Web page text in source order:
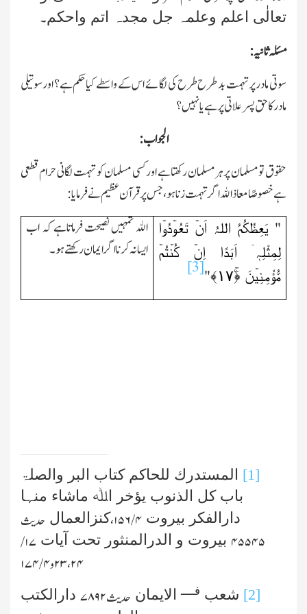
تعالٰی اعلم وعلمہ جل مجدہ اتم واحکم۔
مسئلہ ثانیہ:
سوتی مادر پرتہمت بد طرح طرح کی لگائے اس کے واسطے کیاحکم ہے؟ اورسوتیلی
مادر کا حق پسر علاتی پرہے یانہیں؟
الجواب:
حقوق تومسلمان پرہرمسلمان رکھتاہے اور کسی مسلمان کو تہمت لگانی حرام قطعی
ہے خصوصًا معاذاﷲ اگرتہمت زنا ہو،جس پرقرآن عظیم نے فرمایا:
" یَعِظُکُمُ اللہُ اَنۡ تَعُوۡدُوۡا
لِمِثْلِہٖۤ اَبَدًا اِنۡ کُنۡتُمۡ
مُّؤْمِنِیۡنَ ﴿ۚ۱۷﴾"
[3]
اﷲ تمہیں نصیحت فرماتاہے کہ اب
ایسانہ کرنا اگرایمان رکھتے ہو۔
[1] المستدرك للحاکم کتاب البر والصلۃ
باب کل الذنوب یؤخر اﷲ ماشاء منہا
دارالفکر بیروت ۴ /۱۵۶، کنزالعمال حدیث
۴۵۵۴۵ بیروت و الدرالمنثور تحت آیات
۱۷ /
۲۳،۲۴و۴ /۱۷۴
[2] شعب فــــالایمان حدیث۷۸۹۲ دارالکتب